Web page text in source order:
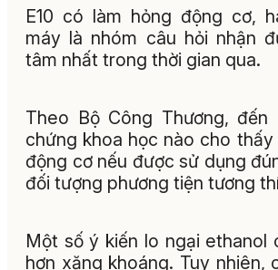
E10 có làm hỏng động cơ,
máy là nhóm câu hỏi nhận
tâm nhất trong thời gian qua.
Theo Bộ Công Thương,
chứng khoa học nào cho thấy
động cơ nếu được sử dụng
đối tượng phương tiện tương
Một số ý kiến lo ngại ethanol
hơn xăng khoáng. Tuy nhiên,